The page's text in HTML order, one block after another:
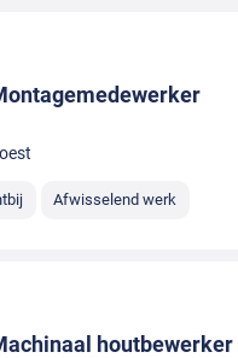
Afwisselend werk
houtbewerker